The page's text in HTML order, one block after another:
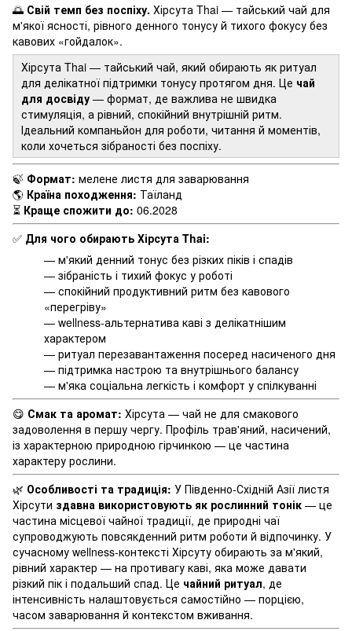
🌅 Свій темп без поспіху. Хірсута Thai — тайський чай для
м'якої ясності, рівного денного тонусу й тихого фокусу без
кавових «гойдалок».
Хірсута Thai — тайський чай, який обирають як ритуал
для делікатної підтримки тонусу протягом дня. Це чай
для досвіду — формат, де важлива не швидка
стимуляція, а рівний, спокійний внутрішній ритм.
Ідеальний компаньйон для роботи, читання й моментів,
коли хочеться зібраності без поспіху.
🍃 Формат: мелене листя для заварювання
🌎 Країна походження: Таїланд
⏳ Краще спожити до: 06.2028
✅ Для чого обирають Хірсута Thai:
— м'який денний тонус без різких піків і спадів
— зібраність і тихий фокус у роботі
— спокійний продуктивний ритм без кавового
«перегріву»
— wellness-альтернатива каві з делікатнішим
характером
— ритуал перезавантаження посеред насиченого дня
— підтримка настрою та внутрішнього балансу
— м'яка соціальна легкість і комфорт у спілкуванні
😋 Смак та аромат: Хірсута — чай не для смакового
задоволення в першу чергу. Профіль трав'яний, насичений,
із характерною природною гірчинкою — це частина
характеру рослини.
🌿 Особливості та традиція: У Південно-Східній Азії листя
Хірсути здавна використовують як рослинний тонік — це
частина місцевої чайної традиції, де природні чаї
супроводжують повсякденний ритм роботи й відпочинку. У
сучасному wellness-контексті Хірсуту обирають за м'який,
рівний характер — на противагу каві, яка може давати
різкий пік і подальший спад. Це чайний ритуал, де
інтенсивність налаштовується самостійно — порцією,
часом заварювання й контекстом вживання.